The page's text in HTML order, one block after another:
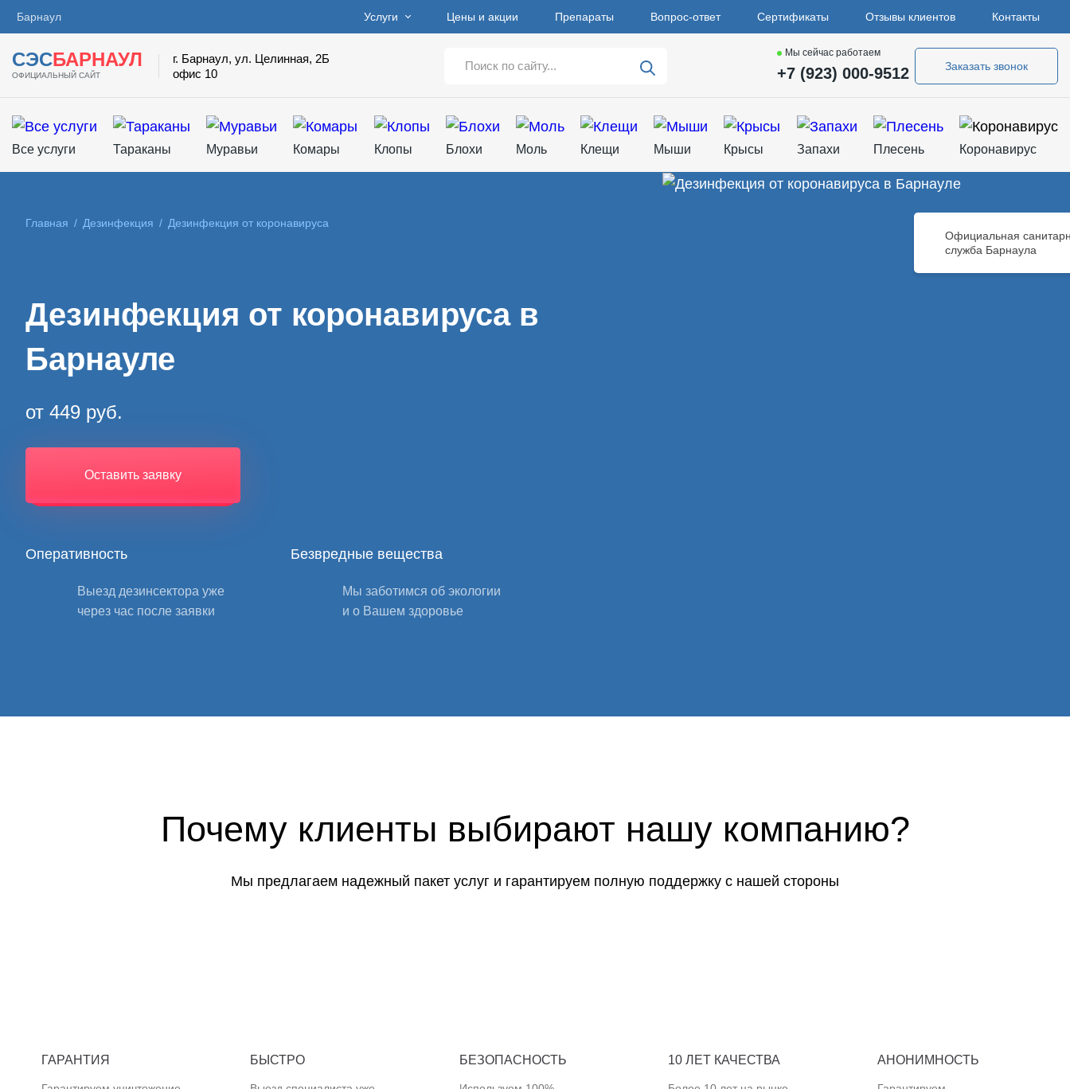
Барнаул Услуги Цены и акции Препараты Вопрос-ответ Сертификаты Отзывы клиентов Контакты
СЭСБАРНАУЛ
ОФИЦИАЛЬНЫЙ САЙТ
г. Барнаул, ул. Целинная, 2Б
офис 10
Мы сейчас работаем
+7 (923) 000-9512 Заказать звонок
Все услуги Тараканы Муравьи Комары Клопы Блохи Моль Клещи Мыши Крысы Запахи Плесень Коронавирус
Главная / Дезинфекция / Дезинфекция от коронавируса
Дезинфекция от коронавируса в
Барнауле
от 449 руб.
Оставить заявку
Оперативность
Выезд дезинсектора уже
через час после заявки
Безвредные вещества
Мы заботимся об экологии
и о Вашем здоровье
Официальная
служба Барнаула
Почему клиенты выбирают нашу компанию?
Мы предлагаем надежный пакет услуг и гарантируем полную поддержку с нашей стороны
ГАРАНТИЯ БЫСТРО БЕЗОПАСНОСТЬ 10 ЛЕТ КАЧЕСТВА АНОНИМНОСТЬ